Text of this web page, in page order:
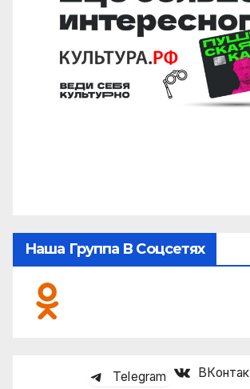
Наша Группа В Соцсетях
Telegram